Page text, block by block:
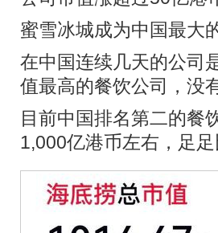
蜜雪冰城成为中国最大
在中国连续几天的公司
值最高的餐饮公司，没
目前中国排名第二的餐
1,000亿港币左右，足